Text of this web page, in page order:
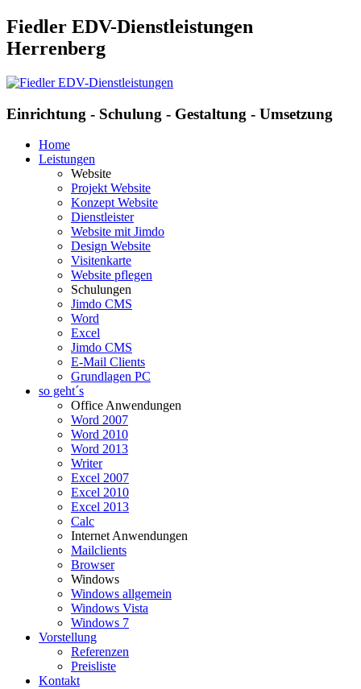
Fiedler EDV-Dienstleistungen
Herrenberg
Einrichtung - Schulung - Gestaltung - Umsetzung
Home
Leistungen
Website
Projekt Website
Konzept Website
Dienstleister
Website mit Jimdo
Design Website
Visitenkarte
Website pflegen
Schulungen
Jimdo CMS
Word
Excel
Jimdo CMS
E-Mail Clients
Grundlagen PC
so geht´s
Office Anwendungen
Word 2007
Word 2010
Word 2013
Writer
Excel 2007
Excel 2010
Excel 2013
Calc
Internet Anwendungen
Mailclients
Browser
Windows
Windows allgemein
Windows Vista
Windows 7
Vorstellung
Referenzen
Preisliste
Kontakt